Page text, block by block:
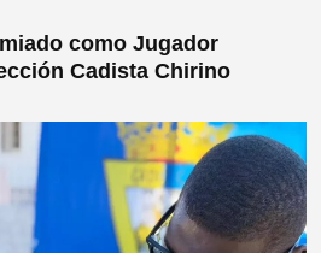
como Jugador
Cadista Chirino